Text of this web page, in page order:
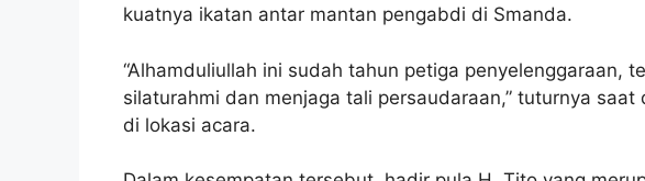
kuatnya ikatan antar mantan pengabdi di Smanda.
“Alhamduliullah ini sudah tahun petiga penyelenggaraan,
silaturahmi dan menjaga tali persaudaraan,” tuturnya
di lokasi acara.